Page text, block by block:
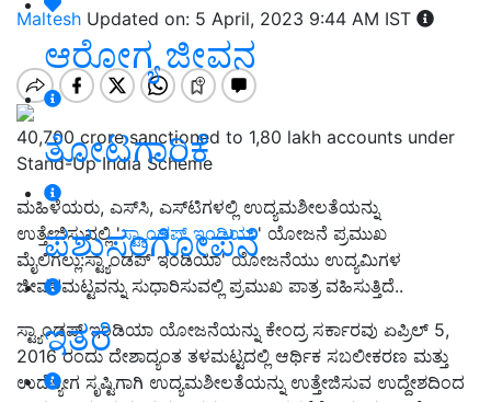
ಆರೋಗ್ಯ ಜೀವನ
ತೋಟಗಾರಿಕೆ
ಪಶುಸಂಗೋಪನೆ
ಇತರೆ
Maltesh Updated on: 5 April, 2023 9:44 AM IST
40,700 crore sanctioned to 1,80 lakh accounts under
Stand-Up India Scheme
ಮಹಿಳೆಯರು, ಎಸ್‌ಸಿ, ಎಸ್‌ಟಿಗಳಲ್ಲಿ ಉದ್ಯಮಶೀಲತೆಯನ್ನು
ಉತ್ತೇಜಿಸುವಲ್ಲಿ 'ಸ್ಟ್ಯಾಂಡಪ್ ಇಂಡಿಯಾ' ಯೋಜನೆ ಪ್ರಮುಖ
ಮೈಲಿಗಲ್ಲು:ಸ್ಟ್ಯಾಂಡಪ್ ಇಂಡಿಯಾ' ಯೋಜನೆಯು ಉದ್ಯಮಿಗಳ
ಜೀವನಮಟ್ಟವನ್ನು ಸುಧಾರಿಸುವಲ್ಲಿ ಪ್ರಮುಖ ಪಾತ್ರ ವಹಿಸುತ್ತಿದೆ..
ಸ್ಟ್ಯಾಂಡಪ್ ಇಂಡಿಯಾ ಯೋಜನೆಯನ್ನು ಕೇಂದ್ರ ಸರ್ಕಾರವು ಏಪ್ರಿಲ್ 5,
2016 ರಂದು ದೇಶಾದ್ಯಂತ ತಳಮಟ್ಟದಲ್ಲಿ ಆರ್ಥಿಕ ಸಬಲೀಕರಣ ಮತ್ತು
ಉದ್ಯೋಗ ಸೃಷ್ಟಿಗಾಗಿ ಉದ್ಯಮಶೀಲತೆಯನ್ನು ಉತ್ತೇಜಿಸುವ ಉದ್ದೇಶದಿಂದ